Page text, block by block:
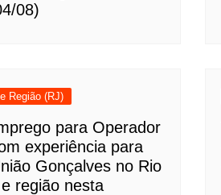
08)
Região (RJ)
para Operador
experiência para
Gonçalves no Rio
região nesta